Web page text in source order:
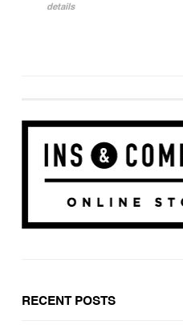
details
RECENT POSTS